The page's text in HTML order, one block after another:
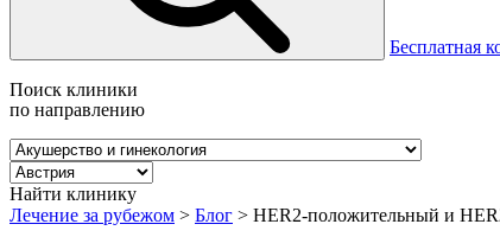
Бесплатная
Поиск клиники
по направлению
Найти клинику
Лечение за рубежом > Блог > HER2-положительный и